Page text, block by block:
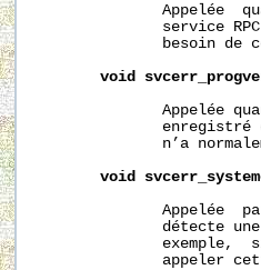
Appelée
service
besoin de
void
Appelée
enregistré
n’a
void
Appelée
détecte
exemple,
appeler